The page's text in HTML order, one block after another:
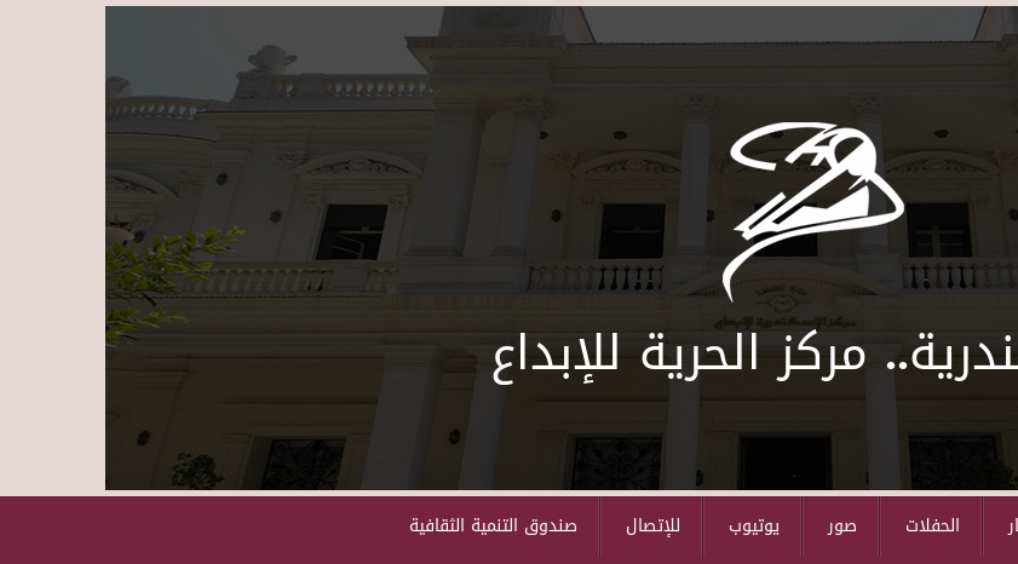
Skip to main content
مركز الحرية للإبداع
صندوق التنمية الثقافية للإتصال يوتيوب صور الحفلات